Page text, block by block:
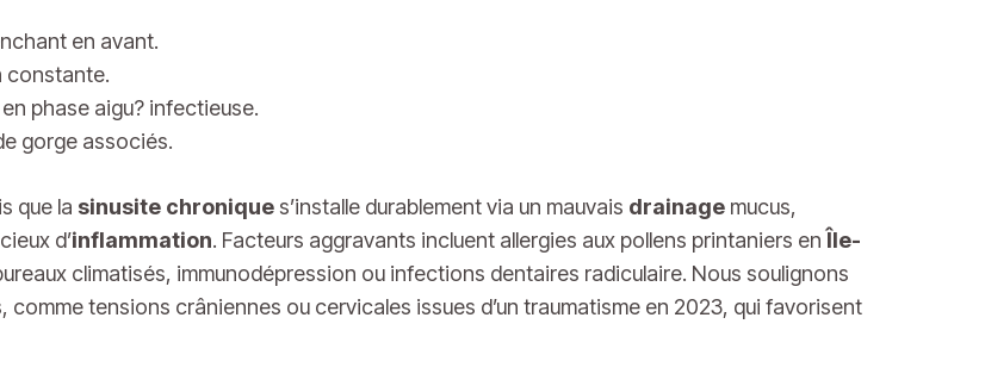
en avant.
constante.
phase aigu? infectieuse.
gorge associés.
que la sinusite chronique s’installe durablement via un mauvais drainage mucus,
d’inflammation. Facteurs aggravants incluent allergies aux pollens printaniers en Île-
climatisés, immunodépression ou infections dentaires radiculaire. Nous soulignons
tensions crâniennes ou cervicales issues d’un traumatisme en 2023, qui favorisent